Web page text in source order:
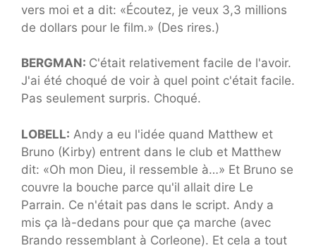
vers moi et a dit: «Écoutez, je veux 3,3 millions
de dollars pour le film.» (Des rires.)
BERGMAN: C'était relativement facile de l'avoir.
J'ai été choqué de voir à quel point c'était facile.
Pas seulement surpris. Choqué.
LOBELL: Andy a eu l'idée quand Matthew et
Bruno (Kirby) entrent dans le club et Matthew
dit: «Oh mon Dieu, il ressemble à…» Et Bruno se
couvre la bouche parce qu'il allait dire Le
Parrain. Ce n'était pas dans le script. Andy a
mis ça là-dedans pour que ça marche (avec
Brando ressemblant à Corleone). Et cela a tout